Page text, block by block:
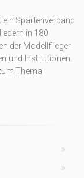
Spartenverband
in 180
der Modellflieger
und Institutionen.
Thema